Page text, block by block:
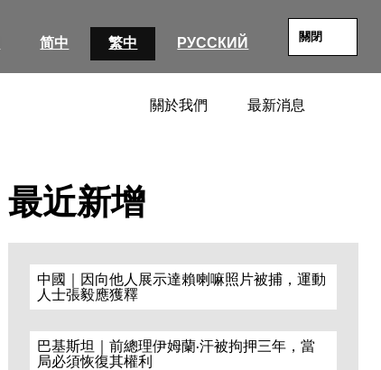
简中 繁中 РУССКИЙ 關閉
關於我們 最新消息
最近新增
中國｜因向他人展示達賴喇嘛照片被捕，運動
人士張毅應獲釋
巴基斯坦｜前總理伊姆蘭·汗被拘押三年，當
局必須恢復其權利